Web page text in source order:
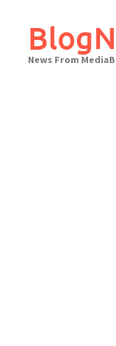
content
News From